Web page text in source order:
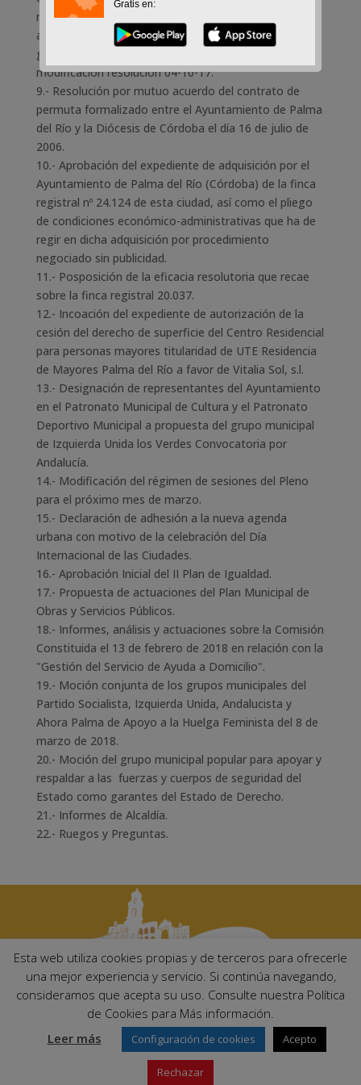
relativo a porción finca registral 23611 para
adquisición ejecución proyectos interés local y/o
general fuentes energías renovables y solicitud
modificación resolucion 04-10-17.
9.- Resolución por mutuo acuerdo del contrato de
permuta formalizado entre el Ayuntamiento de Palma
del Río y la Diócesis de Córdoba el día 16 de julio de
2006.
10.- Aprobación del expediente de adquisición por el
Ayuntamiento de Palma del Río (Córdoba) de la finca
registral nº 24.124 de esta ciudad, así como el pliego
de condiciones económico-administrativas que ha de
regir en dicha adquisición por procedimiento
negociado sin publicidad.
11.- Posposición de la eficacia resolutoria que recae
sobre la finca registral 20.037.
12.- Incoación del expediente de autorización de la
cesión del derecho de superficie del Centro Residencial
para personas mayores titularidad de UTE Residencia
de Mayores Palma del Río a favor de Vitalia Sol, s.l.
13.- Designación de representantes del Ayuntamiento
en el Patronato Municipal de Cultura y el Patronato
Deportivo Municipal a propuesta del grupo municipal
de Izquierda Unida los Verdes Convocatoria por
Andalucía.
14.- Modificación del régimen de sesiones del Pleno
para el próximo mes de marzo.
15.- Declaración de adhesión a la nueva agenda
urbana con motivo de la celebración del Día
Internacional de las Ciudades.
16.- Aprobación Inicial del II Plan de Igualdad.
17.- Propuesta de actuaciones del Plan Municipal de
Obras y Servicios Públicos.
18.- Informes, análisis y actuaciones sobre la Comisión
Constituida el 13 de febrero de 2018 en relación con la
"Gestión del Servicio de Ayuda a Domicilio".
19.- Moción conjunta de los grupos municipales del
Partido Socialista, Izquierda Unida, Andalucista y
Ahora Palma de Apoyo a la Huelga Feminista del 8 de
marzo de 2018.
20.- Moción del grupo municipal popular para apoyar y
respaldar a las fuerzas y cuerpos de seguridad del
Estado como garantes del Estado de Derecho.
21.- Informes de Alcaldía.
22.- Ruegos y Preguntas.
Ayuntamiento de Palma del Río. Plaza Mayor de Andalucía, 1 C.P:
14700 – Palma del Río (Córdoba)
Email:
ayuntamiento@palmadelrio.es
Teléfono: 957 71 02 44 | Fax: 957 64 47 39
Esta web utiliza cookies propias y de terceros para ofrecerle
una mejor experiencia y servicio. Si continúa navegando,
consideramos que acepta su uso. Consulte nuestra Política
de Cookies para Más información.
Leer más
Configuración de cookies Acepto
Rechazar
Gratis en: